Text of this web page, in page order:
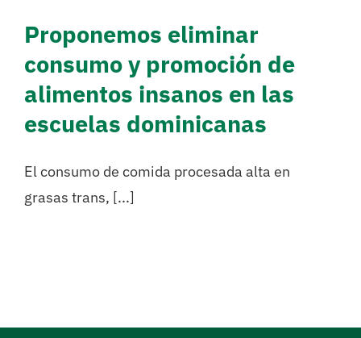
Proponemos eliminar
consumo y promoción de
alimentos insanos en las
escuelas dominicanas
El consumo de comida procesada alta en
grasas trans, [...]